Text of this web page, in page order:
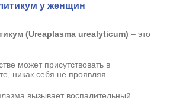
у женщин
(Ureaplasma urealyticum) – это
может присутствовать в
никак себя не проявляя.
вызывает воспалительный